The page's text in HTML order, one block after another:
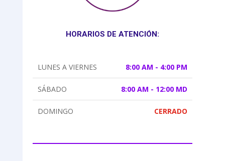
HORARIOS DE ATENCIÓN:
LUNES A VIERNES 8:00 AM - 4:00 PM
SÁBADO 8:00 AM - 12:00 MD
DOMINGO CERRADO